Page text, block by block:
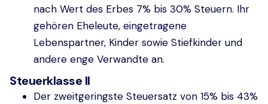
nach Wert des Erbes 7% bis 30% Steuern. Ihr
gehören Eheleute, eingetragene
Lebenspartner, Kinder sowie Stiefkinder und
andere enge Verwandte an.
Steuerklasse II
Der zweitgeringste Steuersatz von 15% bis 43%